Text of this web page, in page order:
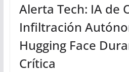
Alerta Tech: IA de
Infiltración
Hugging Face
Crítica